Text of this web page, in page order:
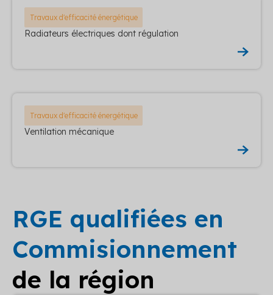
Travaux d'efficacité énergétique
Radiateurs électriques dont régulation
Travaux d'efficacité énergétique
Ventilation mécanique
RGE qualifiées en
Commisionnement
de la région